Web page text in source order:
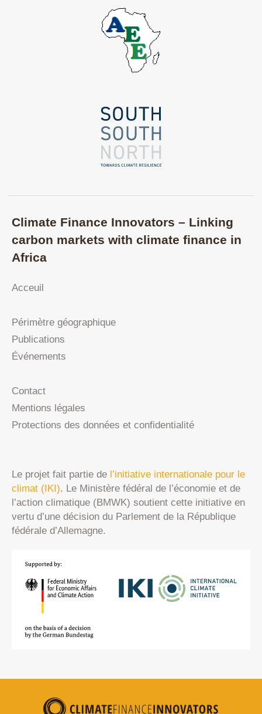
Climate Finance Innovators – Linking
carbon markets with climate finance in
Africa
Acceuil
Périmètre géographique
Publications
Événements
Contact
Mentions légales
Protections des données et confidentialité
Le projet fait partie de l’initiative internationale pour le
climat (IKI). Le Ministère fédéral de l’économie et de
l’action climatique (BMWK) soutient cette initiative en
vertu d’une décision du Parlement de la République
fédérale d’Allemagne.